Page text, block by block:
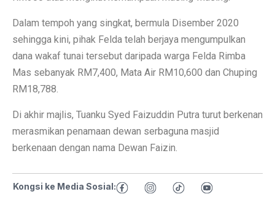
Dalam tempoh yang singkat, bermula Disember 2020
sehingga kini, pihak Felda telah berjaya mengumpulkan
dana wakaf tunai tersebut daripada warga Felda Rimba
Mas sebanyak RM7,400, Mata Air RM10,600 dan Chuping
RM18,788.
Di akhir majlis, Tuanku Syed Faizuddin Putra turut berkenan
merasmikan penamaan dewan serbaguna masjid
berkenaan dengan nama Dewan Faizin.
Kongsi ke Media Sosial: